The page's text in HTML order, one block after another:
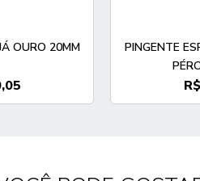
OURO 20MM
PINGENTE